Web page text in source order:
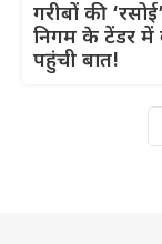
गरीबों की
निगम के टेंडर
पहुंची बात!